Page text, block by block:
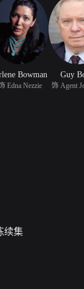
Bowman
Edna Nezzie
Guy
饰 Agent
续集